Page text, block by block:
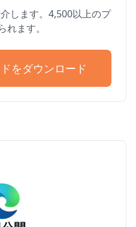
します。4,500以上のプ
ます。
をダウンロード